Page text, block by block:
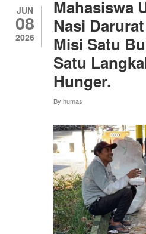
JUN
08
2026
Mahasiswa
Nasi
Misi Satu
Satu
Hunger.
By humas